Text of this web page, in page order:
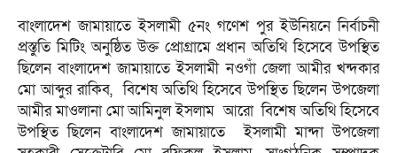
বাংলাদেশ জামায়াতে ইসলামী ৫নং গণেশ পুর ইউনিয়নে নির্বাচনী
প্রস্তুতি মিটিং অনুষ্ঠিত উক্ত প্রোগ্রামে প্রধান অতিথি হিসেবে উপস্থিত
ছিলেন বাংলাদেশ জামায়াতে ইসলামী নওগাঁ জেলা আমীর খন্দকার
মো আব্দুর রাকিব, বিশেষ অতিথি হিসেবে উপস্থিত ছিলেন উপজেলা
আমীর মাওলানা মো আমিনুল ইসলাম আরো বিশেষ অতিথি হিসেবে
উপস্থিত ছিলেন বাংলাদেশ জামায়াতে ইসলামী মান্দা উপজেলা